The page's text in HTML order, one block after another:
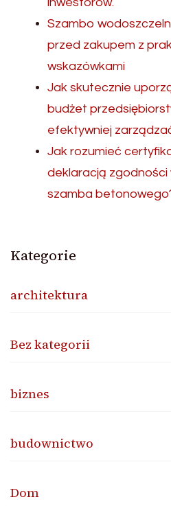
Szambo
przed zakupem z
wskazówkami
Jak skutecznie
budżet
efektywniej
Jak rozumieć
deklaracją zgodności
szamba
Kategorie
architektura
Bez kategorii
biznes
budownictwo
Dom